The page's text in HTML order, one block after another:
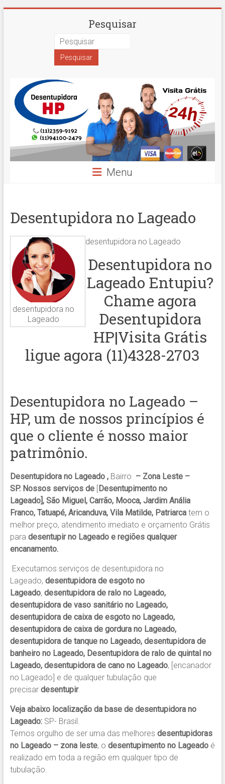
Desentupidora
Paulo
Hidro
Prime
Pesquisar
Menu
Desentupidora no Lageado
desentupidora no
Lageado
desentupidora no Lageado
Desentupidora no
Lageado Entupiu?
Chame agora
Desentupidora
HP|Visita Grátis
ligue agora (11)4328-2703
Desentupidora no Lageado –
HP, um de nossos princípios é
que o cliente é nosso maior
patrimônio.
Desentupidora no Lageado ,Bairro – Zona Leste –
SP. Nossos serviços de[Desentupimento no
Lageado], São Miguel, Carrão, Mooca, Jardim Anália
Franco, Tatuapé, Aricanduva, Vila Matilde, Patriarca tem o
melhor preço, atendimento imediato e orçamento Grátis
para desentupir no Lageado e regiões qualquer
encanamento.
Executamos serviços de desentupidora no
Lageado, desentupidora de esgoto no
Lageado, desentupidora de ralo no Lageado,
desentupidora de vaso sanitário no Lageado,
desentupidora de caixa de esgoto no Lageado,
desentupidora de caixa de gordura no Lageado,
desentupidora de tanque no Lageado, desentupidora de
banheiro no Lageado, Desentupidora de ralo de quintal no
Lageado, desentupidora de cano no Lageado, [encanador
no Lageado] e de qualquer tubulação que
precisar desentupir.
Veja abaixo localização da base de desentupidora no
Lageado:SP- Brasil.
Temos orgulho de ser uma das melhores desentupidoras
no Lageado – zona leste, o desentupimento no Lageadoé
realizado em toda a região em qualquer tipo de
tubulação.